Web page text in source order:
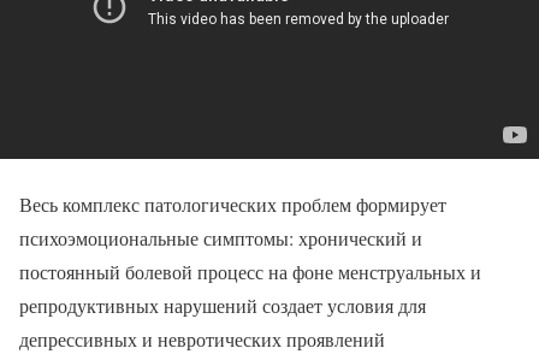
Весь комплекс патологических проблем формирует
психоэмоциональные симптомы: хронический и
постоянный болевой процесс на фоне менструальных и
репродуктивных нарушений создает условия для
депрессивных и невротических проявлений